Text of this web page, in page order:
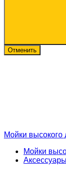
Отменить
Мойки высокого
Мойки
Аксессуары